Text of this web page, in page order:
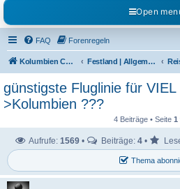
Open
FAQ Forenregeln
Kolumbien Community Festland | Allgemeine Fragen
günstigste Fluglinie für
>Kolumbien ???
4 Beiträge • Seite 1
Thema
Aufrufe: 1569• Beiträge: 4•